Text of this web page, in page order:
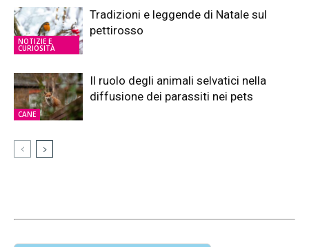
NOTIZIE E
CURIOSITÀ
Tradizioni e leggende di Natale sul
pettirosso
CANE
Il ruolo degli animali selvatici nella
diffusione dei parassiti nei pets